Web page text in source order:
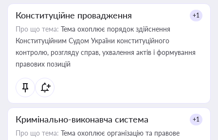
Конституційне провадження +1
Про що тема: Тема охоплює порядок здійснення
Конституційним Судом України конституційного
контролю, розгляду справ, ухвалення актів і формування
правових позицій
Кримінально-виконавча система +1
Про що тема: Тема охоплює організацію та правове